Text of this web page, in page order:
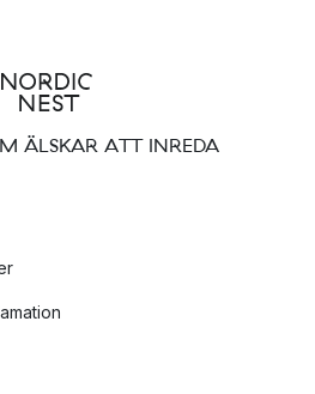
ÄLSKAR ATT INREDA